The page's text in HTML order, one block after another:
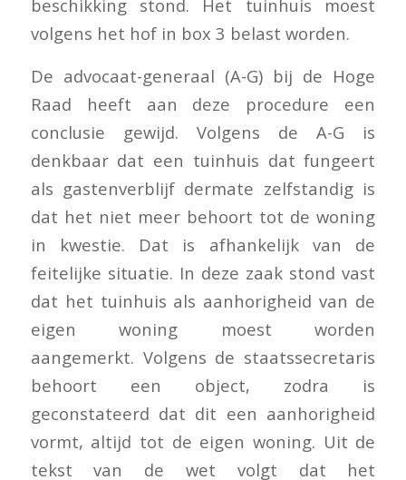
beschikking stond. Het tuinhuis moest
volgens het hof in box 3 belast worden.
De advocaat-generaal (A-G) bij de Hoge
Raad heeft aan deze procedure een
conclusie gewijd. Volgens de A-G is
denkbaar dat een tuinhuis dat fungeert
als gastenverblijf dermate zelfstandig is
dat het niet meer behoort tot de woning
in kwestie. Dat is afhankelijk van de
feitelijke situatie. In deze zaak stond vast
dat het tuinhuis als aanhorigheid van de
eigen woning moest worden
aangemerkt. Volgens de staatssecretaris
behoort een object, zodra is
geconstateerd dat dit een aanhorigheid
vormt, altijd tot de eigen woning. Uit de
tekst van de wet volgt dat het